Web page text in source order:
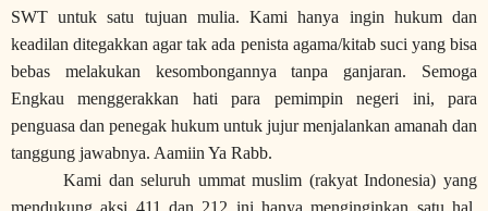
SWT untuk satu tujuan mulia. Kami hanya ingin hukum dan
keadilan ditegakkan agar tak ada penista agama/kitab suci yang bisa
bebas melakukan kesombongannya tanpa ganjaran. Semoga
Engkau menggerakkan hati para pemimpin negeri ini, para
penguasa dan penegak hukum untuk jujur menjalankan amanah dan
tanggung jawabnya. Aamiin Ya Rabb.
Kami dan seluruh ummat muslim (rakyat Indonesia) yang
mendukung aksi 411 dan 212 ini hanya menginginkan satu hal.